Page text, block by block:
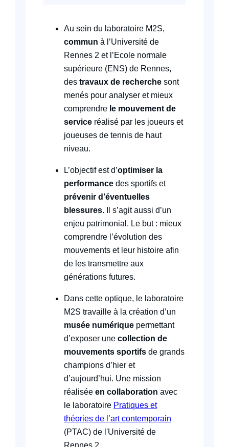
Au sein du laboratoire M2S,
commun à l’Université de
Rennes 2 et l’Ecole normale
supérieure (ENS) de Rennes,
des travaux de recherche sont
menés pour analyser et mieux
comprendre le mouvement de
service réalisé par les joueurs et
joueuses de tennis de haut
niveau.
L’objectif est d’optimiser la
performance des sportifs et
prévenir d’éventuelles
blessures. Il s’agit aussi d’un
enjeu patrimonial. Le but : mieux
comprendre l’évolution des
mouvements et leur histoire afin
de les transmettre aux
générations futures.
Dans cette optique, le laboratoire
M2S travaille à la création d’un
musée numérique permettant
d’exposer une collection de
mouvements sportifs de grands
champions d’hier et
d’aujourd’hui. Une mission
réalisée en collaboration avec
le laboratoire Pratiques et
théories de l’art contemporain
(PTAC) de l'Université de
Rennes 2.